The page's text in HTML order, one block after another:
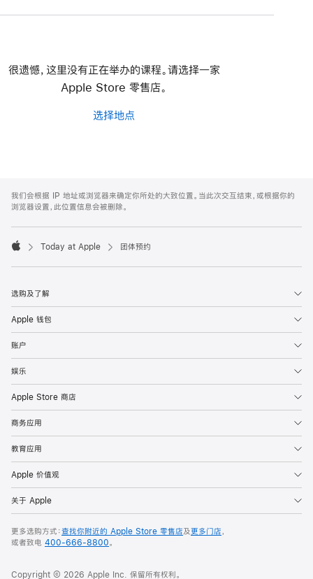
很遗憾，这里没有正在举办的课程。请选择一家
Apple Store 零售店。
选择地点
Footer
我们会根据 IP 地址或浏览器来确定你所处的大致位置。当此次交互结束，或根据你的
浏览器设置，此位置信息会被删除。
Today at Apple 团体预约
选购及了解
Apple 钱包
账户
娱乐
Apple Store 商店
商务应用
教育应用
Apple 价值观
关于 Apple
更多选购方式：查找你附近的 Apple Store 零售店及更多门店，
或者致电 400-666-8800。
Copyright © 2026 Apple Inc. 保留所有权利。